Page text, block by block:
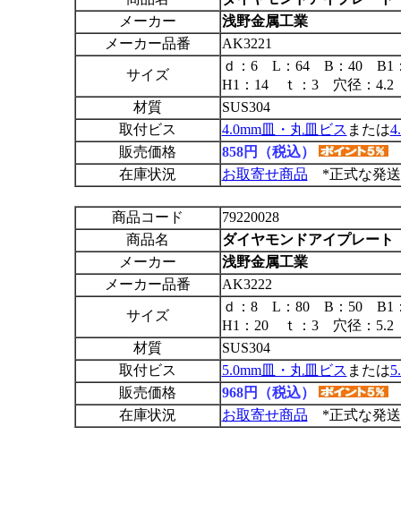
メーカー
浅野金属工業
メーカー品番
AK3221
サイズ
ｄ：6 L：64 B：40
H1：14 ｔ：3 穴径：4.2
材質
SUS304
取付ビス
4.0mm皿・丸皿ビス または
販売価格
858円（税込）
在庫状況
お取寄せ商品 *正式な発送
商品コード
79220028
商品名
ダイヤモンドアイプレー
メーカー
浅野金属工業
メーカー品番
AK3222
サイズ
ｄ：8 L：80 B：50
H1：20 ｔ：3 穴径：5.2
材質
SUS304
取付ビス
5.0mm皿・丸皿ビス または
販売価格
968円（税込）
在庫状況
お取寄せ商品 *正式な発送